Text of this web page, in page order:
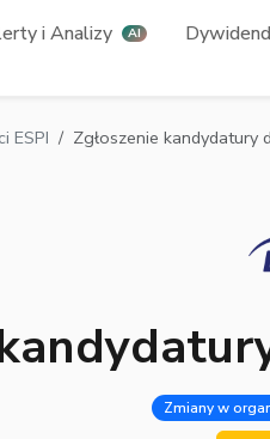
i Analizy AI
ESPI Zgłoszenie kandydatury
Zmiany w